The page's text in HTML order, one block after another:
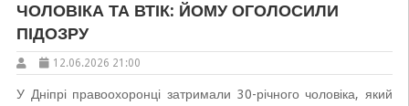
ЧОЛОВІКА ТА ВТІК: ЙОМУ ОГОЛОСИЛИ
ПІДОЗРУ
12.06.2026 21:00
У Дніпрі правоохоронці затримали 30-річного чоловіка, який